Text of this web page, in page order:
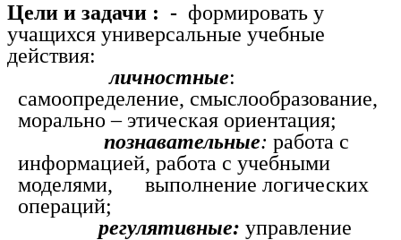
Цели и задачи : - формировать у
учащихся универсальные учебные
действия:
личностные:
самоопределение, смыслообразование,
морально – этическая ориентация;
познавательные: работа с
информацией, работа с учебными
моделями, выполнение логических
операций;
регулятивные: управление